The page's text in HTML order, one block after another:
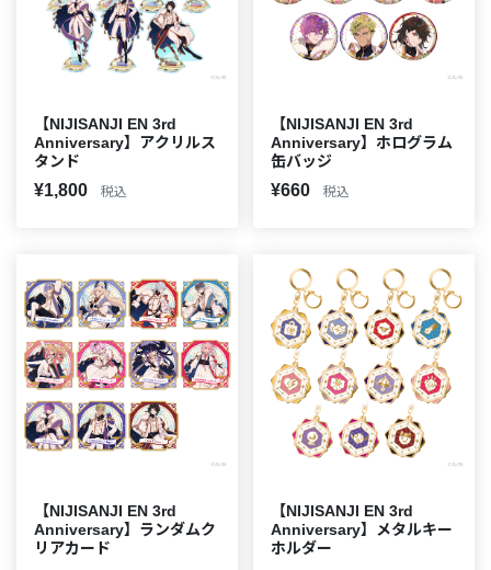
【NIJISANJI EN 3rd
Anniversary】アクリルス
タンド
¥1,800 税込
【NIJISANJI EN 3rd
Anniversary】ホログラム
缶バッジ
¥660 税込
【NIJISANJI EN 3rd
Anniversary】ランダムク
リアカード
【NIJISANJI EN 3rd
Anniversary】メタルキー
ホルダー